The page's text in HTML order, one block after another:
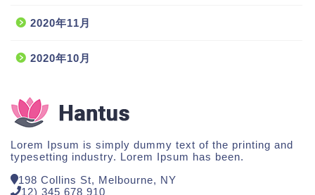
2020年11月
2020年10月
Lorem Ipsum is simply dummy text of the printing and
typesetting industry. Lorem Ipsum has been.
198 Collins St, Melbourne, NY
12) 345 678 910